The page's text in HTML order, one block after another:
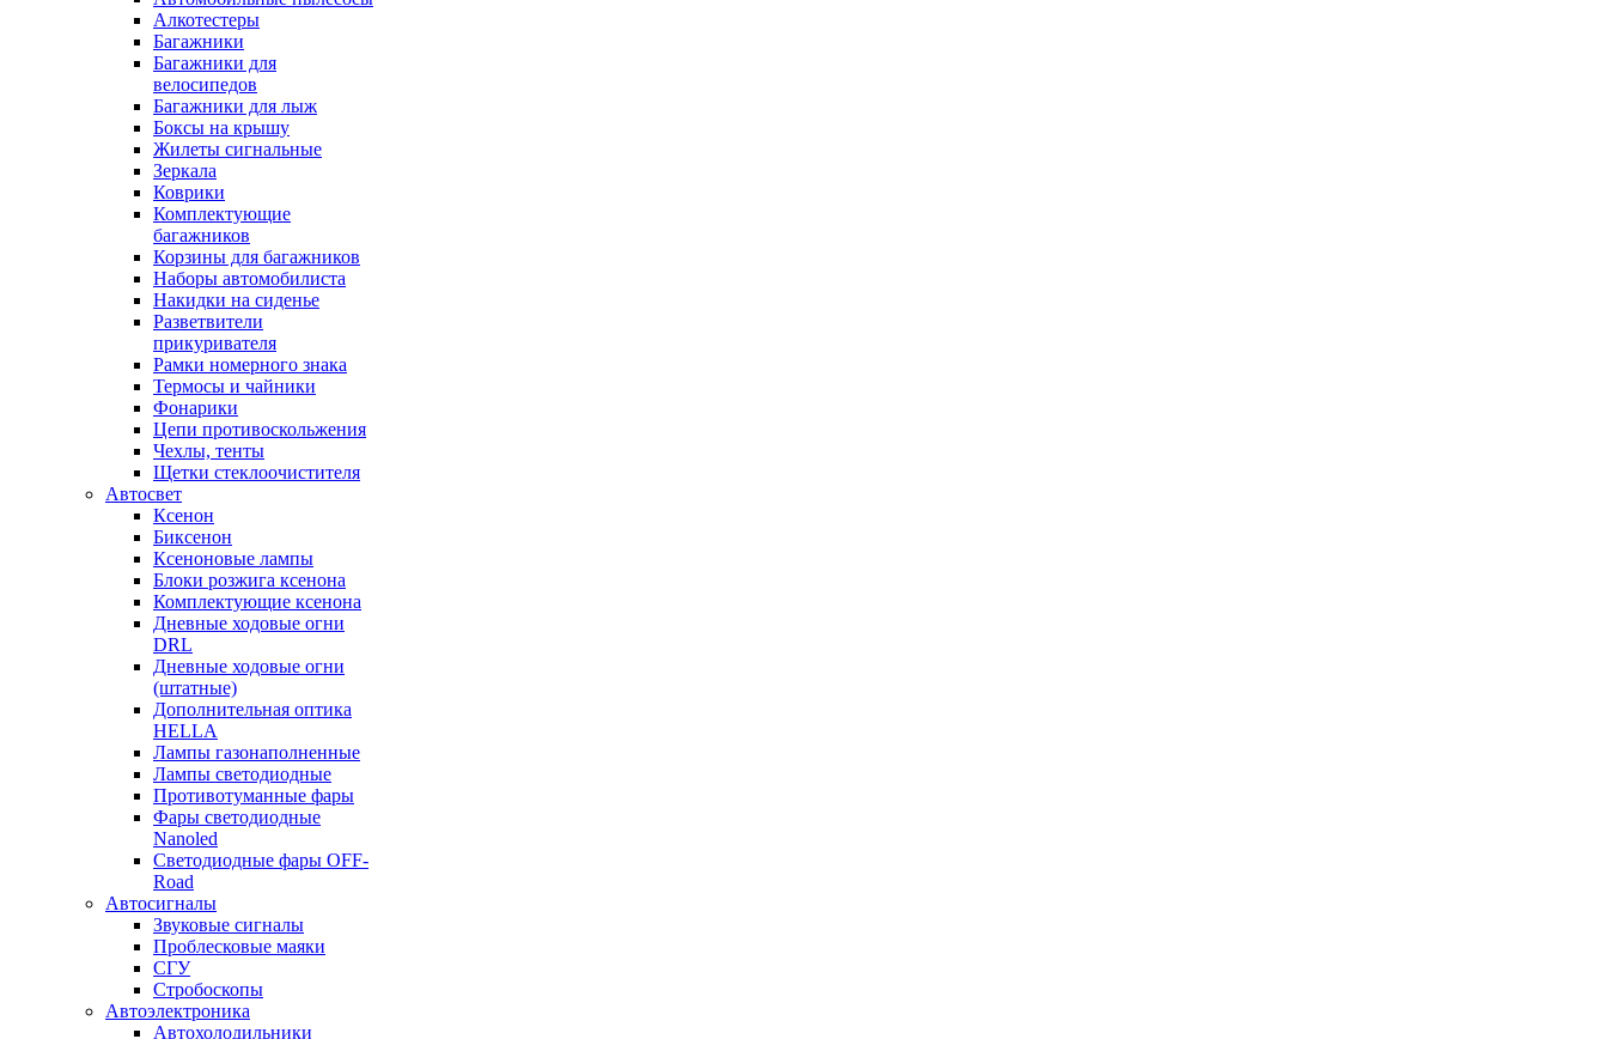
Алкотестеры
Багажники
Багажники для
велосипедов
Багажники для лыж
Боксы на крышу
Жилеты сигнальные
Зеркала
Коврики
Комплектующие
багажников
Корзины для багажников
Наборы автомобилиста
Накидки на сиденье
Разветвители
прикуривателя
Рамки номерного знака
Термосы и чайники
Фонарики
Цепи противоскольжения
Чехлы, тенты
Щетки стеклоочистителя
Автосвет
Ксенон
Биксенон
Ксеноновые лампы
Блоки розжига ксенона
Комплектующие ксенона
Дневные ходовые огни
DRL
Дневные ходовые огни
(штатные)
Дополнительная оптика
HELLA
Лампы газонаполненные
Лампы светодиодные
Противотуманные фары
Фары светодиодные
Nanoled
Светодиодные фары OFF-
Road
Автосигналы
Звуковые сигналы
Проблесковые маяки
СГУ
Стробоскопы
Автоэлектроника
Автохолодильники